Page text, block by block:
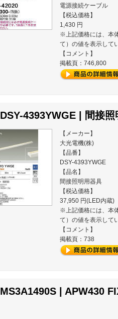
電源接続ケーブル
【税込価格】
1,430 円
※上記価格には、本
て）の値を表示して
【コメント】
掲載頁：746,800
DSY-4393YWGE | 間接
【メーカー】
大光電機(株)
【品番】
DSY-4393YWGE
【品名】
間接照明用器具
【税込価格】
37,950 円(LED内蔵)
※上記価格には、本
て）の値を表示して
【コメント】
掲載頁：738
MS3A1490S | APW430